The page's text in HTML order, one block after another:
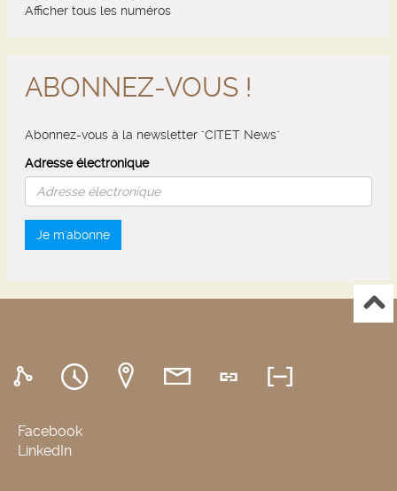
Afficher tous les numéros
ABONNEZ-VOUS !
Abonnez-vous à la newsletter "CITET News"
Adresse électronique
Je m'abonne
Facebook
LinkedIn